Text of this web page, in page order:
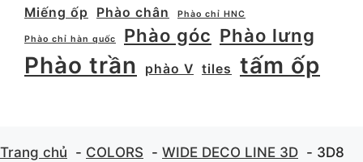
Miếng ốp
Phào chân Phào chỉ HNC
Phào chỉ hàn quốc Phào góc Phào lưng
Phào trần phào V tiles tấm ốp
Trang chủ COLORS WIDE DECO LINE 3D 3D8